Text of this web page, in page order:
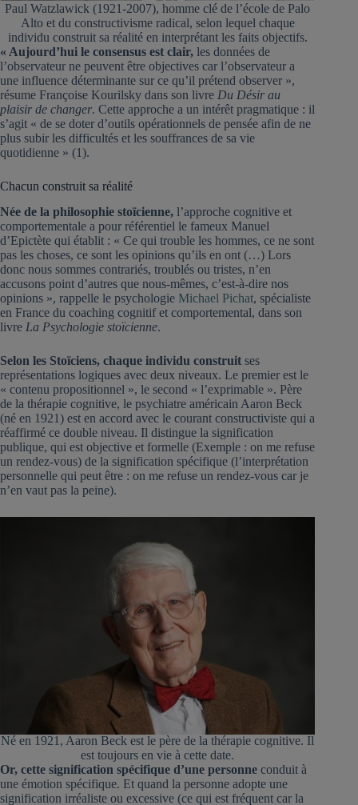
Paul Watzlawick (1921-2007), homme clé de l’école de Palo
Alto et du constructivisme radical, selon lequel chaque
individu construit sa réalité en interprétant les faits objectifs.
« Aujourd’hui le consensus est clair, les données de
l’observateur ne peuvent être objectives car l’observateur a
une influence déterminante sur ce qu’il prétend observer »,
résume Françoise Kourilsky dans son livre Du Désir au
plaisir de changer. Cette approche a un intérêt pragmatique : il
s’agit « de se doter d’outils opérationnels de pensée afin de ne
plus subir les difficultés et les souffrances de sa vie
quotidienne » (1).
Chacun construit sa réalité
Née de la philosophie stoïcienne, l’approche cognitive et
comportementale a pour référentiel le fameux Manuel
d’Epictète qui établit : « Ce qui trouble les hommes, ce ne sont
pas les choses, ce sont les opinions qu’ils en ont (…) Lors
donc nous sommes contrariés, troublés ou tristes, n’en
accusons point d’autres que nous-mêmes, c’est-à-dire nos
opinions », rappelle le psychologie Michael Pichat, spécialiste
en France du coaching cognitif et comportemental, dans son
livre La Psychologie stoïcienne.
Selon les Stoïciens, chaque individu construit ses
représentations logiques avec deux niveaux. Le premier est le
« contenu propositionnel », le second « l’exprimable ». Père
de la thérapie cognitive, le psychiatre américain Aaron Beck
(né en 1921) est en accord avec le courant constructiviste qui a
réaffirmé ce double niveau. Il distingue la signification
publique, qui est objective et formelle (Exemple : on me refuse
un rendez-vous) de la signification spécifique (l’interprétation
personnelle qui peut être : on me refuse un rendez-vous car je
n’en vaut pas la peine).
Né en 1921, Aaron Beck est le père de la thérapie cognitive. Il
est toujours en vie à cette date.
Or, cette signification spécifique d’une personne conduit à
une émotion spécifique. Et quand la personne adopte une
signification irréaliste ou excessive (ce qui est fréquent car la